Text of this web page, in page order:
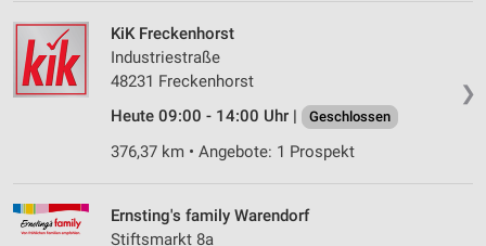
❯
KiK Freckenhorst
Industriestraße
48231 Freckenhorst
Heute 09:00 - 14:00 Uhr |
Geschlossen
376,37 km • Angebote: 1 Prospekt
Ernsting's family Warendorf
Stiftsmarkt 8a